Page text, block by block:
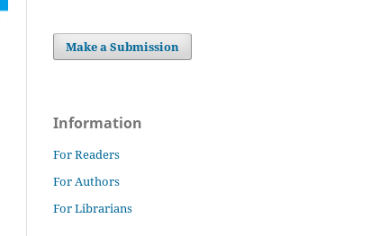
Make a Submission
Information
For Readers
For Authors
For Librarians